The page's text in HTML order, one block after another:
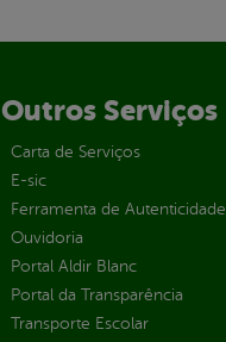
Outros Serviços
Carta de Serviços
E-sic
Ferramenta de Autenticidade
Ouvidoria
Portal Aldir Blanc
Portal da Transparência
Transporte Escolar